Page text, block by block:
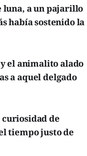
luna, a un pajarillo
había sostenido la
el animalito alado
a aquel delgado
de
tiempo justo de